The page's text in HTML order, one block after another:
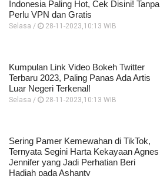
Indonesia Paling Hot, Cek Disini! Tanpa
Perlu VPN dan Gratis
Selasa / 28-11-2023,10:13 WIB
Kumpulan Link Video Bokeh Twitter
Terbaru 2023, Paling Panas Ada Artis
Luar Negeri Terkenal!
Selasa / 28-11-2023,10:13 WIB
Sering Pamer Kemewahan di TikTok,
Ternyata Segini Harta Kekayaan Agnes
Jennifer yang Jadi Perhatian Beri
Hadiah pada Ashanty